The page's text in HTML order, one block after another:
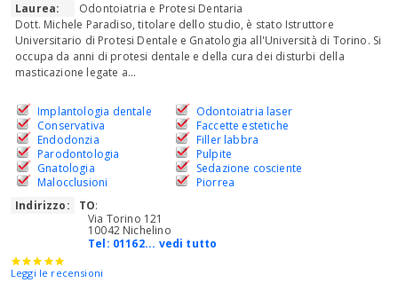
Laurea:
Odontoiatria e Protesi Dentaria
Dott. Michele Paradiso, titolare dello studio, è stato Istruttore
Universitario di Protesi Dentale e Gnatologia all'Università di Torino. Si
occupa da anni di protesi dentale e della cura dei disturbi della
masticazione legate a...
Implantologia dentale
Conservativa
Endodonzia
Parodontologia
Gnatologia
Malocclusioni
Odontoiatria laser
Faccette estetiche
Filler labbra
Pulpite
Sedazione cosciente
Piorrea
Indirizzo:
TO:
Via Torino 121
10042 Nichelino
Tel: 01162... vedi tutto
Leggi le recensioni